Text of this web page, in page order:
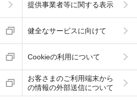
提供事業者等に関する表示
健全なサービスに向けて
Cookieの利用について
お客さまのご利用端末から
の情報の外部送信について